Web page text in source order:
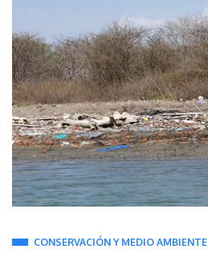
CONSERVACIÓN Y MEDIO AMBIENTE